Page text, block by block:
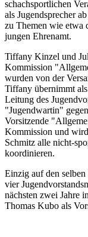
schachsportlichen
als Jugendsprecher
zu Themen wie etwa
jungen Ehrenamt.
Tiffany Kinzel und
Kommission
wurden von der
Tiffany übernimmt
Leitung des
"Jugendwartin"
Vorsitzende
Kommission und
Schmitz alle nicht-
koordinieren.
Einzig auf den
vier
nächsten zwei Jahre
Thomas Kubo als